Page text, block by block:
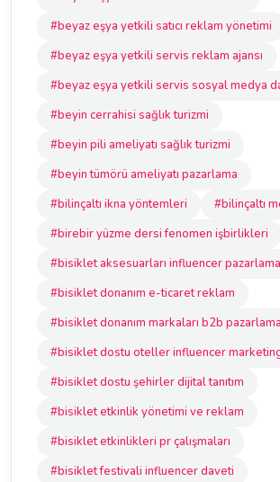
#beyaz eşya yetkili satıcı reklam yönetimi
#beyaz eşya yetkili servis reklam ajansı
#beyaz eşya yetkili servis sosyal medya
#beyin cerrahisi sağlık turizmi
#beyin pili ameliyatı sağlık turizmi
#beyin tümörü ameliyatı pazarlama
#bilinçaltı ikna yöntemleri
#bilinçaltı
#birebir yüzme dersi fenomen işbirlikleri
#bisiklet aksesuarları influencer pazarlama
#bisiklet donanım e-ticaret reklam
#bisiklet donanım markaları b2b pazarlama
#bisiklet dostu oteller influencer
#bisiklet dostu şehirler dijital tanıtım
#bisiklet etkinlik yönetimi ve reklam
#bisiklet etkinlikleri pr çalışmaları
#bisiklet festivali influencer daveti